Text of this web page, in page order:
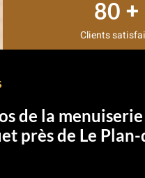
80 +
Clients
de la menuiserie
près de Le